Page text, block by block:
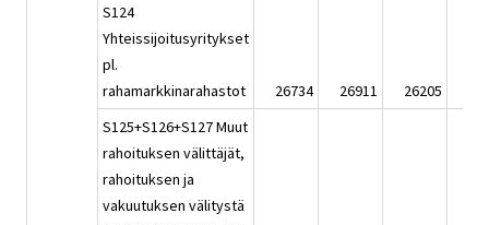
S124
Yhteissijoitusyritykset
pl.
rahamarkkinarahastot
26734 26911 26205
S125+S126+S127 Muut
rahoituksen välittäjät,
rahoituksen ja
vakuutuksen välitystä